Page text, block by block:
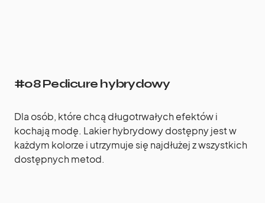
#08 Pedicure hybrydowy
Dla osób, które chcą długotrwałych efektów i
kochają modę. Lakier hybrydowy dostępny jest w
każdym kolorze i utrzymuje się najdłużej z wszystkich
dostępnych metod.